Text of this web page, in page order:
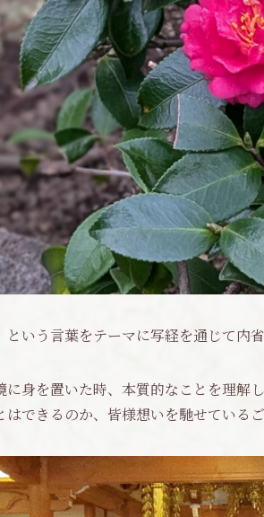
いう言葉をテーマに写経を通じて内省
身を置いた時、本質的なことを理解
できるのか、皆様想いを馳せているご